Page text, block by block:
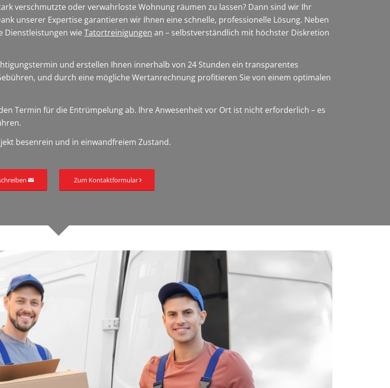
verschmutzte oder verwahrloste Wohnung räumen zu lassen? Dann sind wir Ihr
unserer Expertise garantieren wir Ihnen eine schnelle, professionelle Lösung. Neben
Dienstleistungen wieTatortreinigungen an – selbstverständlich mit höchster Diskretion
und erstellen Ihnen innerhalb von 24 Stunden ein transparentes
und durch eine mögliche Wertanrechnung profitieren Sie von einem optimalen
Termin für die Entrümpelung ab. Ihre Anwesenheit vor Ort ist nicht erforderlich – es
besenrein und in einwandfreiem Zustand.
Zum Kontaktformular